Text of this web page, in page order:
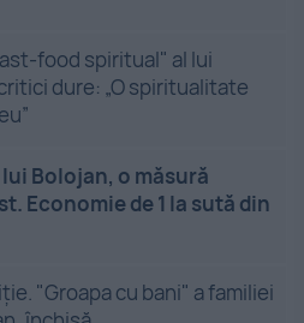
food spiritual" al lui
dure: „O spiritualitate
Bolojan, o măsură
Economie de 1 la sută din
"Groapa cu bani" a familiei